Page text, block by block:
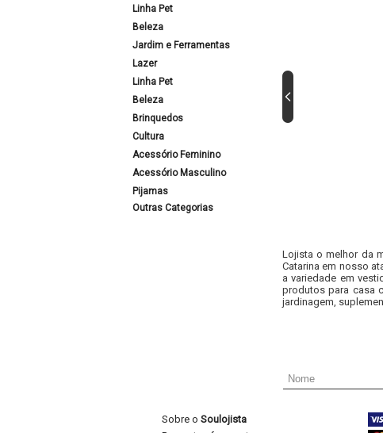
Linha Pet
Beleza
Jardim e Ferramentas
Lazer
Linha Pet
Beleza
Brinquedos
Cultura
Acessório Feminino
Acessório Masculino
Pijamas
Outras Categorias
Lojista o melhor da
Catarina em nosso
a variedade em
produtos para casa
jardinagem,
Sobre o Soulojista